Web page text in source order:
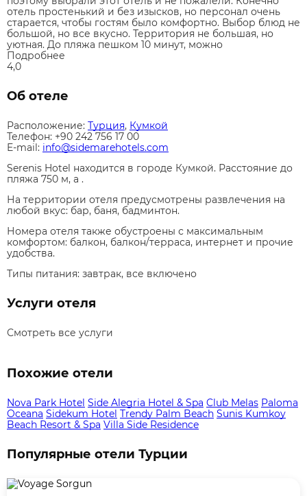
отель простенький и без изысков, но персонал очень
старается, чтобы гостям было комфортно. Выбор блюд не
большой, но все вкусно. Территория не большая, но
уютная. До пляжа пешком 10 минут, можно
Подробнее
4,0
Об отеле
Расположение: Турция, Кумкой
Телефон: +90 242 756 17 00
E-mail: info@sidemarehotels.com
Serenis Hotel находится в городе Кумкой. Расстояние до
пляжа 750 м, а .
На территории отеля предусмотрены развлечения на
любой вкус: бар, баня, бадминтон.
Номера отеля также обустроены с максимальным
комфортом: балкон, балкон/терраса, интернет и прочие
удобства.
Типы питания: завтрак, все включено
Услуги отеля
Смотреть все услуги
Похожие отели
Nova Park Hotel Side Alegria Hotel & Spa Club Melas Paloma
Oceana Sidekum Hotel Trendy Palm Beach Sunis Kumkoy
Beach Resort & Spa Villa Side Residence
Популярные отели Турции